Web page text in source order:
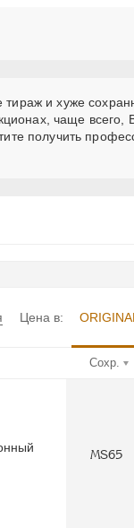
и хуже
чаще
получить
Цена в: ORIGINAL
Сохр.
MS65